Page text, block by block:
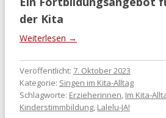
der Kita
Weiterlesen →
Veröffentlicht: 7. Oktober 2023
Kategorie: Singen im Kita-Alltag
Schlagworte: Erzieherinnen, Im Kita-
Kinderstimmbildung, Lalelu-JA!